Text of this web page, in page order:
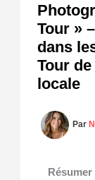
Tour »
dans
Tour
locale
Par